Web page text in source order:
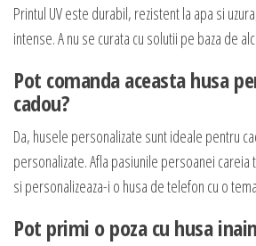
Printul UV este durabil, rezistent la apa si
intense. A nu se curata cu solutii pe baza de
Pot comanda aceasta husa
cadou?
Da, husele personalizate sunt ideale pentru
personalizate. Afla pasiunile persoanei careia
si personalizeaza-i o husa de telefon cu o
Pot primi o poza cu husa